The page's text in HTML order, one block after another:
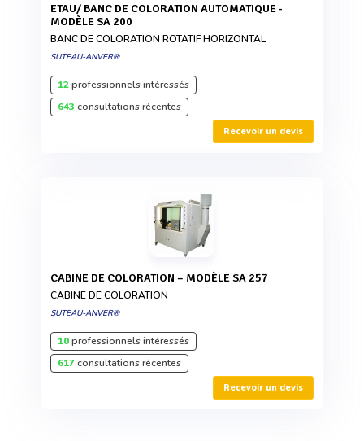
ETAU/ BANC DE COLORATION AUTOMATIQUE -
MODÈLE SA 200
BANC DE COLORATION ROTATIF HORIZONTAL
SUTEAU-ANVER®
12professionnels intéressés
643 consultations récentes
Recevoir un devis
CABINE DE COLORATION – MODÈLE SA 257
CABINE DE COLORATION
SUTEAU-ANVER®
10professionnels intéressés
617consultations récentes
Recevoir un devis